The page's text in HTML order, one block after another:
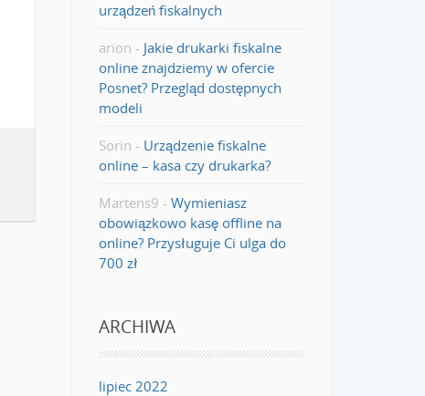
urządzeń fiskalnych
arion - Jakie drukarki fiskalne
online znajdziemy w ofercie
Posnet? Przegląd dostępnych
modeli
Sorin - Urządzenie fiskalne
online – kasa czy drukarka?
Martens9 - Wymieniasz
obowiązkowo kasę offline na
online? Przysługuje Ci ulga do
700 zł
ARCHIWA
lipiec 2022